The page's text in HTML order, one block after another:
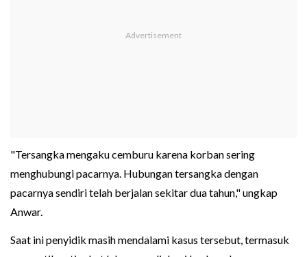
"Tersangka mengaku cemburu karena korban sering
menghubungi pacarnya. Hubungan tersangka dengan
pacarnya sendiri telah berjalan sekitar dua tahun," ungkap
Anwar.
Saat ini penyidik masih mendalami kasus tersebut, termasuk